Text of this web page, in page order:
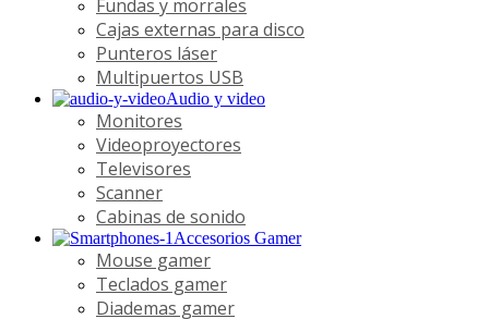
Fundas y morrales
Cajas externas para disco
Punteros láser
Multipuertos USB
Audio y video
Monitores
Videoproyectores
Televisores
Scanner
Cabinas de sonido
Accesorios Gamer
Mouse gamer
Teclados gamer
Diademas gamer